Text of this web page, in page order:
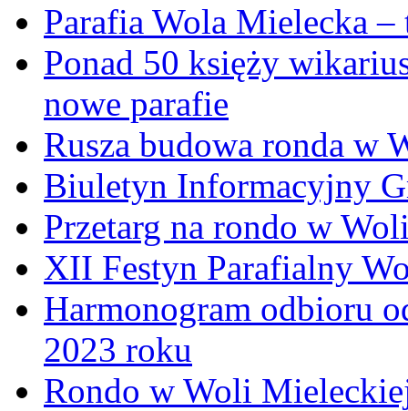
Parafia Wola Mielecka
Ponad 50 księży
nowe parafie
Rusza budowa ronda w
Biuletyn Informacyjny
Przetarg na rondo w
XII Festyn Parafialny
Harmonogram odbioru
2023 roku
Rondo w Woli